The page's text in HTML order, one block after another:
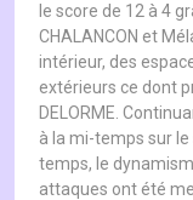
le score de 12 à 4
CHALANCON et
intérieur, des
extérieurs ce dont
DELORME.
à la mi-temps sur
temps, le
attaques ont été